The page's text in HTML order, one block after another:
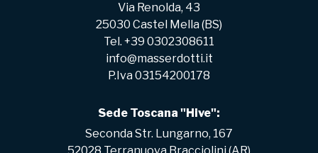
Via Renolda, 43
25030 Castel Mella (BS)
Tel. +39 0302308611
info@masserdotti.it
P.Iva 03154200178
Sede Toscana "Hive":
Seconda Str. Lungarno, 167